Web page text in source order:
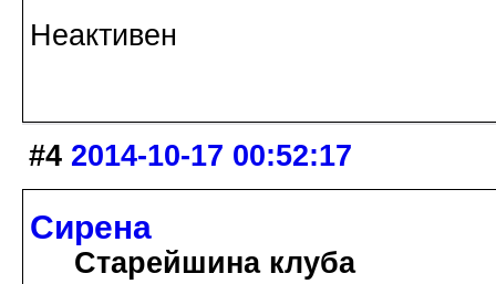
Неактивен
#4 2014-10-17 00:52:17
Сирена
Старейшина клуба